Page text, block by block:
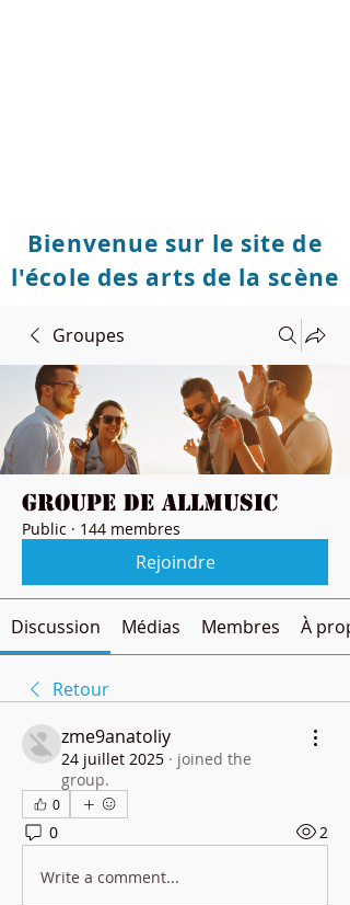
Bienvenue sur le site de
l'école des arts de la scène
Groupes
Groupe de Allmusic
Public · 144 membres
Rejoindre
Discussion Médias Membres À
Retour
zme9anatoliy
24 juillet 2025 · joined the
group.
0
0 2
Write a comment...